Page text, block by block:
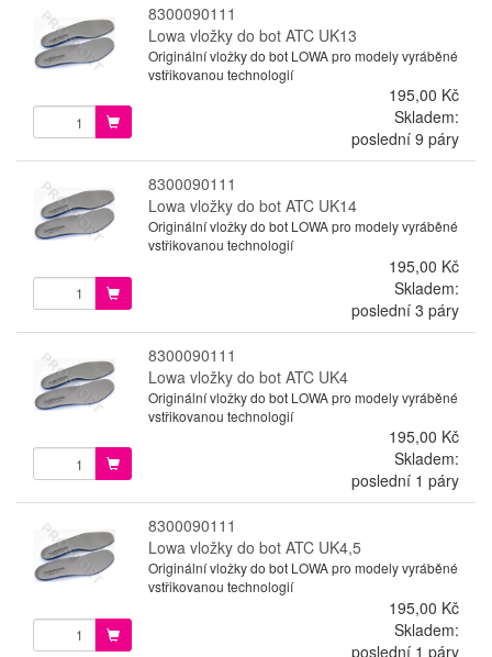
8300090111
Lowa vložky do bot ATC UK13
Originální vložky do bot LOWA pro modely vyráběné
vstřikovanou technologií
195,00 Kč
Skladem:
poslední 9 páry
8300090111
Lowa vložky do bot ATC UK14
Originální vložky do bot LOWA pro modely vyráběné
vstřikovanou technologií
195,00 Kč
Skladem:
poslední 3 páry
8300090111
Lowa vložky do bot ATC UK4
Originální vložky do bot LOWA pro modely vyráběné
vstřikovanou technologií
195,00 Kč
Skladem:
poslední 1 páry
8300090111
Lowa vložky do bot ATC UK4,5
Originální vložky do bot LOWA pro modely vyráběné
vstřikovanou technologií
195,00 Kč
Skladem:
poslední 1 páry